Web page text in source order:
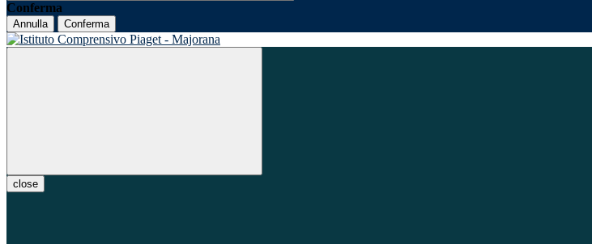
Conferma
Annulla Conferma
close